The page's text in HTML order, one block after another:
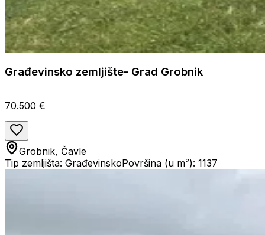
Građevinsko zemljište- Grad Grobnik
70.500 €
Grobnik, Čavle
Tip zemljišta: GrađevinskoPovršina (u m²): 1137